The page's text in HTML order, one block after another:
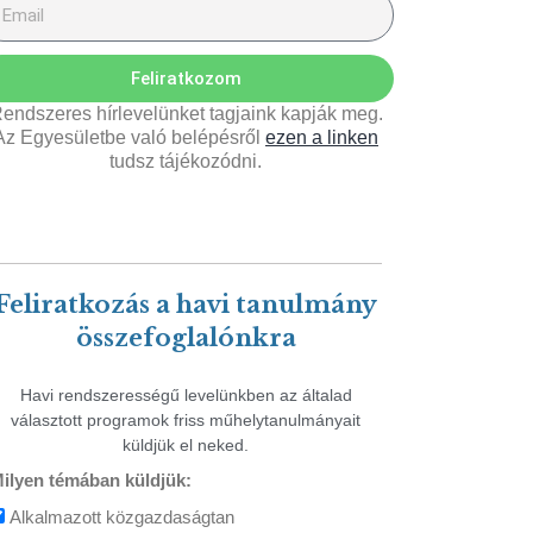
Feliratkozom
hírlevelünket tagjaink kapják meg.
Egyesületbe való belépésről ezen a linken
tudsz tájékozódni.
a havi tanulmány
összefoglalónkra
Havi rendszerességű levelünkben az általad
választott programok friss műhelytanulmányait
küldjük el neked.
témában küldjük:
Alkalmazott közgazdaságtan